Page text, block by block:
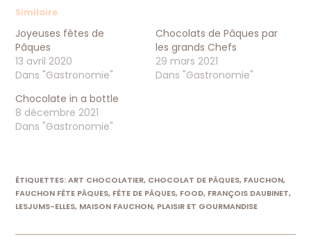
Similaire
Joyeuses fêtes de
Pâques
13 avril 2020
Dans "Gastronomie"
Chocolats de Pâques par
les grands Chefs
29 mars 2021
Dans "Gastronomie"
Chocolate in a bottle
8 décembre 2021
Dans "Gastronomie"
ÉTIQUETTES:ART CHOCOLATIER, CHOCOLAT DE PÂQUES, FAUCHON,
FAUCHON FÊTE PÂQUES, FÊTE DE PÂQUES, FOOD, FRANÇOIS DAUBINET,
LESJUMS-ELLES, MAISON FAUCHON, PLAISIR ET GOURMANDISE